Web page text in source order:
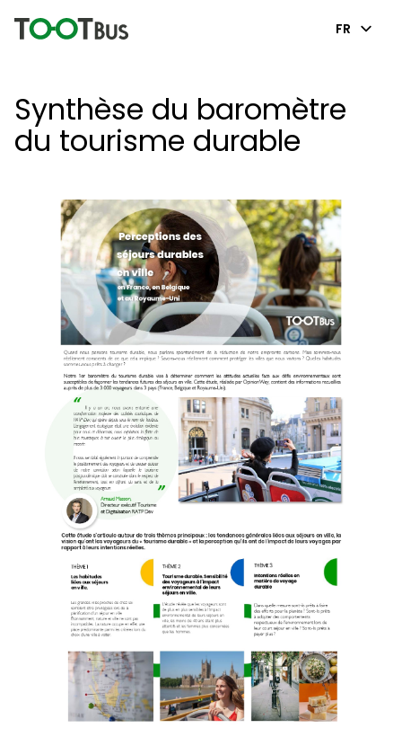
FR
Synthèse du baromètre
du tourisme durable